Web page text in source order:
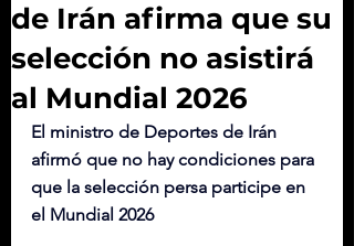
de Irán afirma que su
selección no asistirá
al Mundial 2026
El ministro de Deportes de Irán
afirmó que no hay condiciones para
que la selección persa participe en
el Mundial 2026